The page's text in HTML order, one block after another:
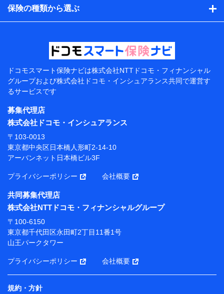
的、保険商品の内容、保険料、保険料のお支払方法、車
のメーカーや走行距離などの情報、建物の構造や築年数
などの情報、ペットの種類や年齢などの情報などが含ま
提供当事者から受領当事者が個人データを取得する方法
電子的・電磁的方法等
【共同して利用する者の範囲】
当社
株式会社NTTドコモ・フィナンシャルグループ
【利用目的】
当社または株式会社NTTドコモ・フィナンシャルグルー
プが提供する保険関連サービスにおけるユーザー登録受
付および管理のため
当社または株式会社NTTドコモ・フィナンシャルグルー
携会社の保険その他に関する情報を提供するため、また
維持管理等の委託業務遂行のため、またそれらに付帯、
関連する当社または株式会社NTTドコモ・フィナンシャ
ルグループおよび提携会社のサービスを案内、提供する
ため
（各サービスで取得したサービス利用履歴、ウェブサイ
トの閲覧履歴、購買履歴、ご契約内容等のパーソナルデ
ータを分析して、お客さまの趣味・嗜好・傾向に応じた
サービス・商品等に関するご提案や広告の配信等を行う
ことがあります。）
各種セミナーの開催のため
コンサルティングサービスの実施のため
保険の種類から選ぶ
ドコモスマート保険ナビは株式会社NTTドコモ・フィナンシャル
グループおよび株式会社ドコモ・インシュアランス共同で運営す
るサービスです
募集代理店
株式会社ドコモ・インシュアランス
〒103-0013
東京都中央区日本橋人形町2-14-10
アーバンネット日本橋ビル3F
プライバシーポリシー 会社概要
共同募集代理店
株式会社NTTドコモ・フィナンシャルグループ
〒100-6150
東京都千代田区永田町2丁目11番1号
山王パークタワー
プライバシーポリシー 会社概要
規約・方針